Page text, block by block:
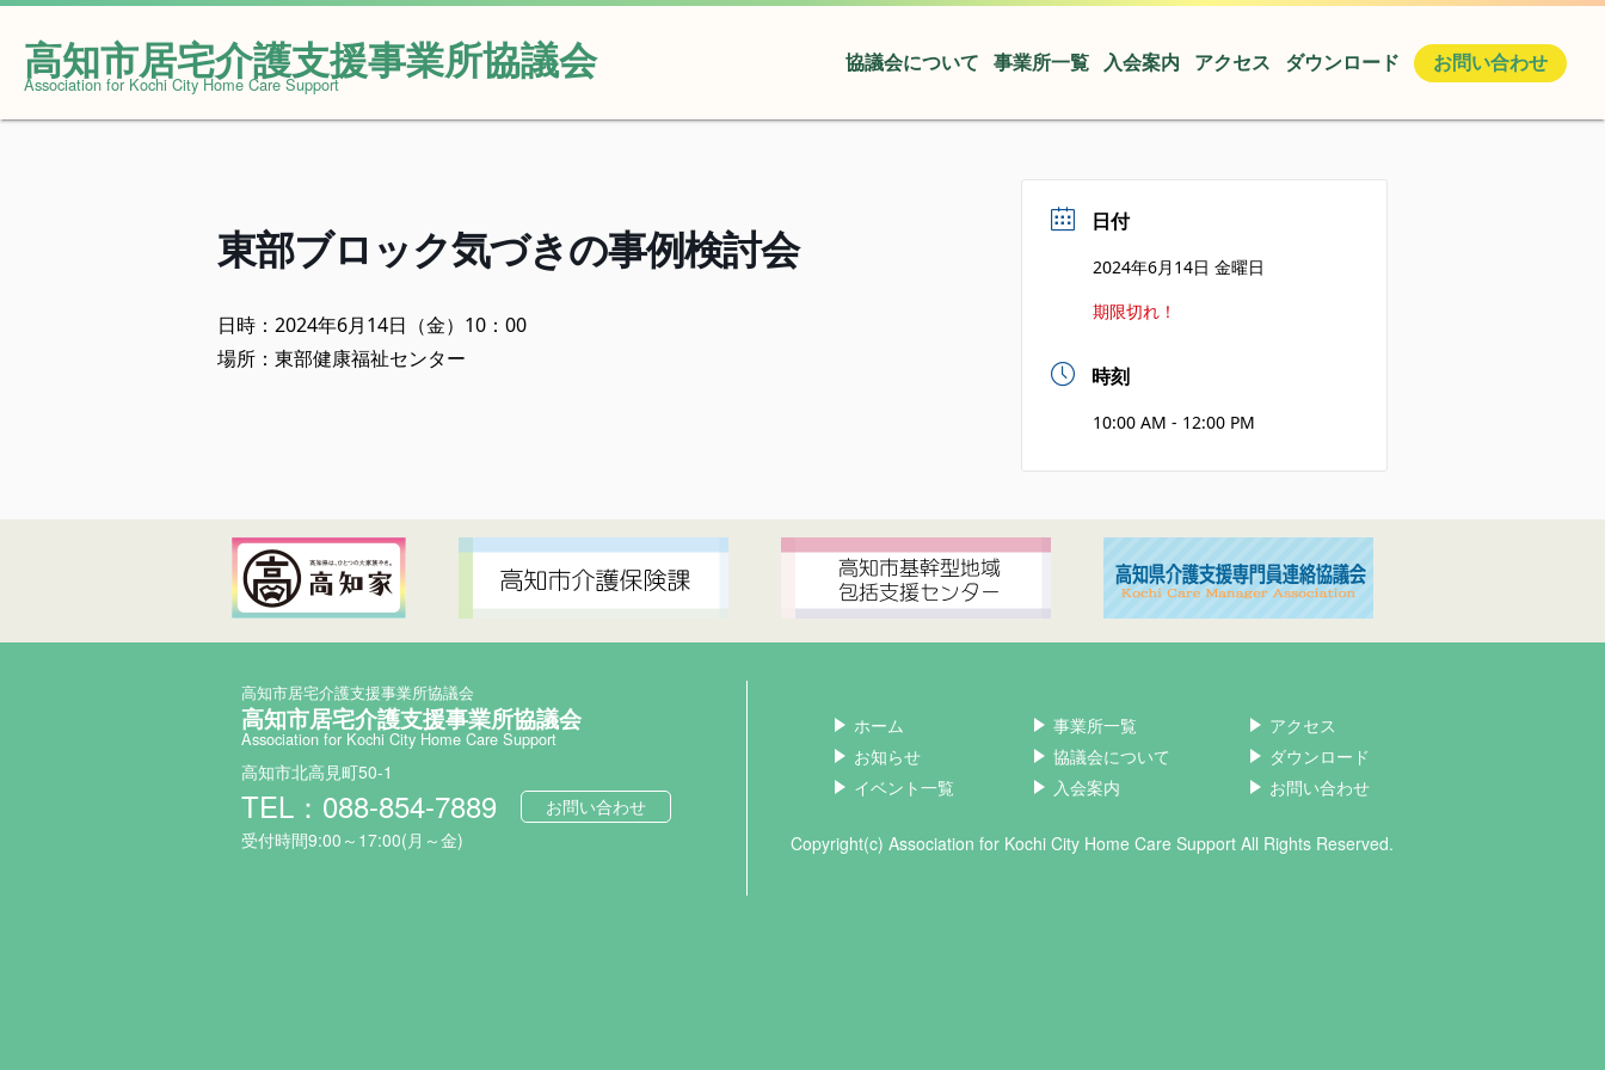
Skip
content
高知市居宅介護支援事業所協議会
Association for Kochi City Home Care Support
協議会について 事業所一覧 入会案内 アクセス ダウンロード お問い合わせ
東部ブロック気づきの事例検討会
日時：2024年6月14日（金）10：00
場所：東部健康福祉センター
日付
2024年6月14日 金曜日
期限切れ！
時刻
10:00 AM - 12:00 PM
高知市居宅介護支援事業所協議会
高知市居宅介護支援事業所協議会
Association for Kochi City Home Care Support
高知市北高見町50-1
TEL：088-854-7889
受付時間9:00～17:00(月～金)
お問い合わせ
ホーム
お知らせ
イベント一覧
事業所一覧
協議会について
入会案内
アクセス
ダウンロード
お問い合わせ
Copyright(c) Association for Kochi City Home Care Support All Rights Reserved.